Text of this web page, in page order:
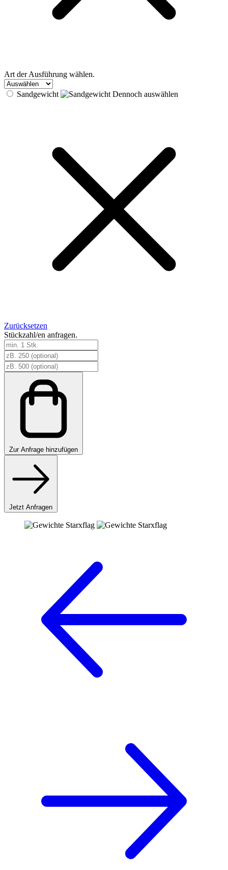
Art der Ausführung wählen.
Sandgewicht Dennoch auswählen
Zurücksetzen
Stückzahl/en anfragen.
Gewichte
Starxflag
Menge
Zur Anfrage hinzufügen
Jetzt Anfragen